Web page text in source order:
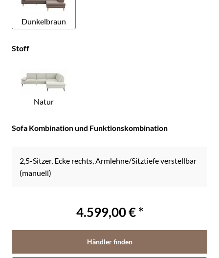
Dunkelbraun
Stoff
Natur
Sofa Kombination und Funktionskombination
2,5-Sitzer, Ecke rechts, Armlehne/Sitztiefe verstellbar
(manuell)
4.599,00 € *
Händler finden